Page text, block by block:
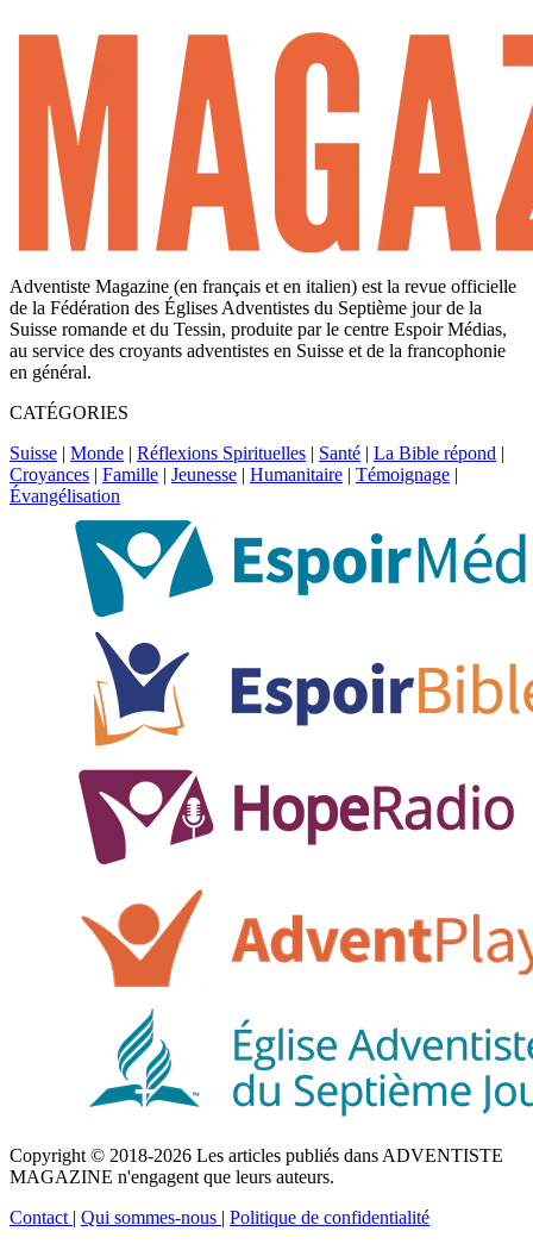
Adventiste Magazine (en français et en italien) est la revue officielle
de la Fédération des Églises Adventistes du Septième jour de la
Suisse romande et du Tessin, produite par le centre Espoir Médias,
au service des croyants adventistes en Suisse et de la francophonie
en général.
CATÉGORIES
Suisse | Monde | Réflexions Spirituelles | Santé | La Bible répond |
Croyances | Famille | Jeunesse | Humanitaire | Témoignage |
Évangélisation
Copyright © 2018-2026 Les articles publiés dans ADVENTISTE
MAGAZINE n'engagent que leurs auteurs.
Contact | Qui sommes-nous | Politique de confidentialité